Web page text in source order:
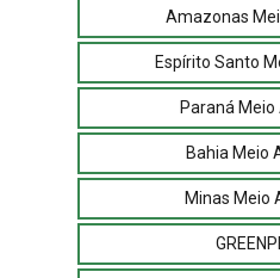
Amazonas
Espírito Santo
Paraná
Bahia Meio
Minas Meio